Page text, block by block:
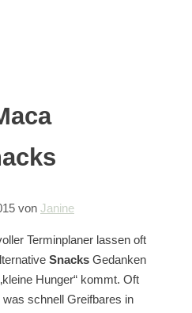
von Janine
Terminplaner lassen oft
Snacks Gedanken
Hunger“ kommt. Oft
schnell Greifbares in